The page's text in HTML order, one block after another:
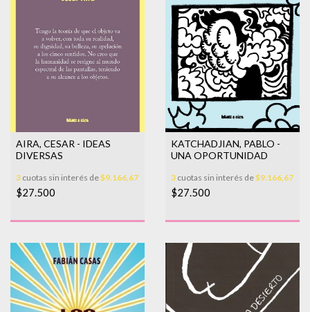
AIRA, CESAR - IDEAS
DIVERSAS
3 cuotas sin interés de$9.166,67
$27.500
KATCHADJIAN, PABLO -
UNA OPORTUNIDAD
3 cuotas sin interés de$9.166,67
$27.500